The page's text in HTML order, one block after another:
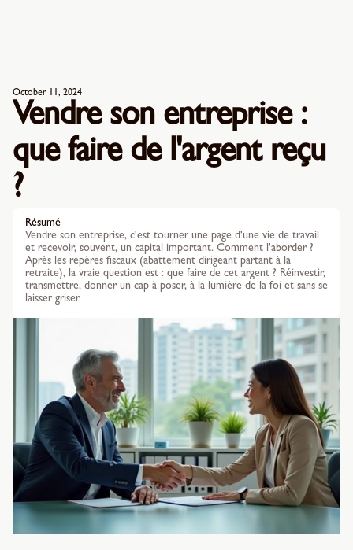
October 11, 2024
Vendre son entreprise :
que faire de l'argent reçu
?
Résumé
Vendre son entreprise, c'est tourner une page d'une vie de travail
et recevoir, souvent, un capital important. Comment l'aborder ?
Après les repères fiscaux (abattement dirigeant partant à la
retraite), la vraie question est : que faire de cet argent ? Réinvestir,
transmettre, donner un cap à poser, à la lumière de la foi et sans se
laisser griser.